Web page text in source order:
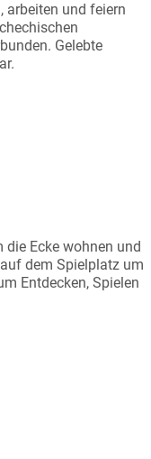
arbeiten und feiern
Gelebte
die Ecke wohnen und
dem Spielplatz um
Entdecken, Spielen